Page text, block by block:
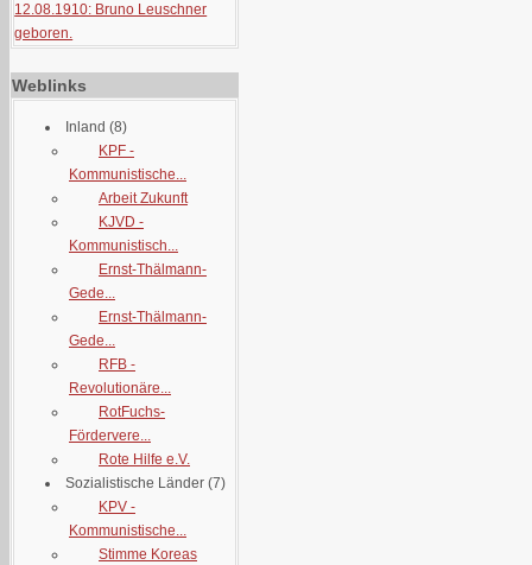
12.08.1910: Bruno Leuschner
geboren.
Weblinks
Inland (8)
KPF -
Kommunistische...
Arbeit Zukunft
KJVD -
Kommunistisch...
Ernst-Thälmann-
Gede...
Ernst-Thälmann-
Gede...
RFB -
Revolutionäre...
RotFuchs-
Fördervere...
Rote Hilfe e.V.
Sozialistische Länder (7)
KPV -
Kommunistische...
Stimme Koreas